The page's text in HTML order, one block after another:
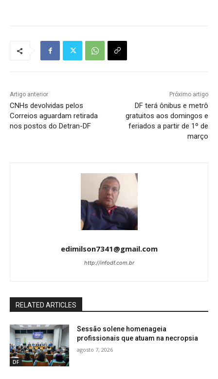
Artigo anterior
CNHs devolvidas pelos
Correios aguardam retirada
nos postos do Detran-DF
Próximo artigo
DF terá ônibus e metrô
gratuitos aos domingos e
feriados a partir de 1º de
março
edimilson7341@gmail.com
http://infodf.com.br
RELATED ARTICLES
DF
Sessão solene homenageia
profissionais que atuam na necropsia
agosto 7, 2026